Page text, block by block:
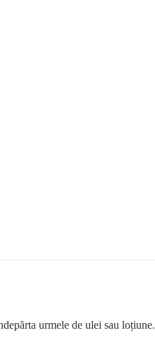
urmele de ulei sau loțiune.